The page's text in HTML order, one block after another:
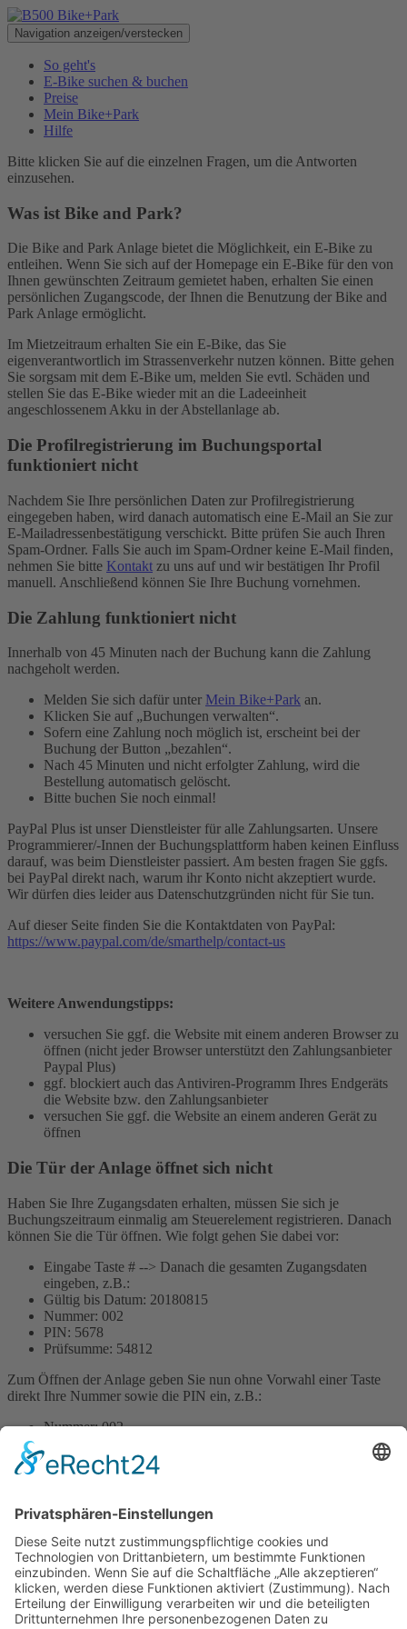
Navigation anzeigen/verstecken
So geht's
E-Bike suchen & buchen
Preise
Mein Bike+Park
Hilfe
Bitte klicken Sie auf die einzelnen Fragen, um die Antworten
einzusehen.
Was ist Bike and Park?
Die Bike and Park Anlage bietet die Möglichkeit, ein E-Bike zu
entleihen. Wenn Sie sich auf der Homepage ein E-Bike für den von
Ihnen gewünschten Zeitraum gemietet haben, erhalten Sie einen
persönlichen Zugangscode, der Ihnen die Benutzung der Bike and
Park Anlage ermöglicht.
Im Mietzeitraum erhalten Sie ein E-Bike, das Sie
eigenverantwortlich im Strassenverkehr nutzen können. Bitte gehen
Sie sorgsam mit dem E-Bike um, melden Sie evtl. Schäden und
stellen Sie das E-Bike wieder mit an die Ladeeinheit
angeschlossenem Akku in der Abstellanlage ab.
Die Profilregistrierung im Buchungsportal
funktioniert nicht
Nachdem Sie Ihre persönlichen Daten zur Profilregistrierung
eingegeben haben, wird danach automatisch eine E-Mail an Sie zur
E-Mailadressenbestätigung verschickt. Bitte prüfen Sie auch Ihren
Spam-Ordner. Falls Sie auch im Spam-Ordner keine E-Mail finden,
nehmen Sie bitte Kontakt zu uns auf und wir bestätigen Ihr Profil
manuell. Anschließend können Sie Ihre Buchung vornehmen.
Die Zahlung funktioniert nicht
Innerhalb von 45 Minuten nach der Buchung kann die Zahlung
nachgeholt werden.
Melden Sie sich dafür unter Mein Bike+Park an.
Klicken Sie auf „Buchungen verwalten“.
Sofern eine Zahlung noch möglich ist, erscheint bei der
Buchung der Button „bezahlen“.
Nach 45 Minuten und nicht erfolgter Zahlung, wird die
Bestellung automatisch gelöscht.
Bitte buchen Sie noch einmal!
PayPal Plus ist unser Dienstleister für alle Zahlungsarten. Unsere
Programmierer/-Innen der Buchungsplattform haben keinen Einfluss
darauf, was beim Dienstleister passiert. Am besten fragen Sie ggfs.
bei PayPal direkt nach, warum ihr Konto nicht akzeptiert wurde.
Wir dürfen dies leider aus Datenschutzgründen nicht für Sie tun.
Auf dieser Seite finden Sie die Kontaktdaten von PayPal:
https://www.paypal.com/de/smarthelp/contact-us
Weitere Anwendungstipps:
versuchen Sie ggf. die Website mit einem anderen Browser zu
öffnen (nicht jeder Browser unterstützt den Zahlungsanbieter
Paypal Plus)
ggf. blockiert auch das Antiviren-Programm Ihres Endgeräts
die Website bzw. den Zahlungsanbieter
versuchen Sie ggf. die Website an einem anderen Gerät zu
öffnen
Die Tür der Anlage öffnet sich nicht
Haben Sie Ihre Zugangsdaten erhalten, müssen Sie sich je
Buchungszeitraum einmalig am Steuerelement registrieren. Danach
können Sie die Tür öffnen. Wie folgt gehen Sie dabei vor:
Eingabe Taste # --> Danach die gesamten Zugangsdaten
eingeben, z.B.:
Gültig bis Datum: 20180815
Nummer: 002
PIN: 5678
Prüfsumme: 54812
Zum Öffnen der Anlage geben Sie nun ohne Vorwahl einer Taste
direkt Ihre Nummer sowie die PIN ein, z.B.:
Nummer: 002
Was passiert, wenn ich die Mietzeit überschreite und
Die Tür öffnet sich nicht automatisch. Das E-Bike wird auf der
Buchungsplattform wieder zur Buchung für alle freigegeben und
kann von jemand anderes gebucht werden. Falls das E-Bike dann
noch nicht drin steht, kann von der nachmietenden Person ein leeres
Fach vorgefunden werden. Diese sollte in diesem Fall direkt
Kontaktzu uns aufnehmen. Falls ein anderes E-Bike an dem